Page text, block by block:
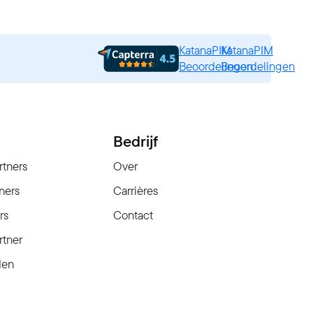
KatanaPIM
Beoordelingen
KatanaPIM
Beoordelingen
Bedrijf
Over
Carrières
Contact